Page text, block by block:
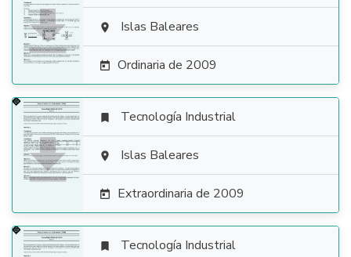
  Islas Baleares
 Ordinaria de 2009

 Tecnología Industrial
 Islas Baleares
 Extraordinaria de 2009
 Tecnología Industrial